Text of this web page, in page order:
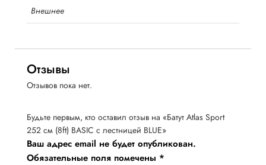
Внешнее
Отзывы
Отзывов пока нет.
Будьте первым, кто оставил отзыв на «Батут Atlas Sport
252 см (8ft) BASIC с лестницей BLUE»
Ваш адрес email не будет опубликован.
Обязательные поля помечены *